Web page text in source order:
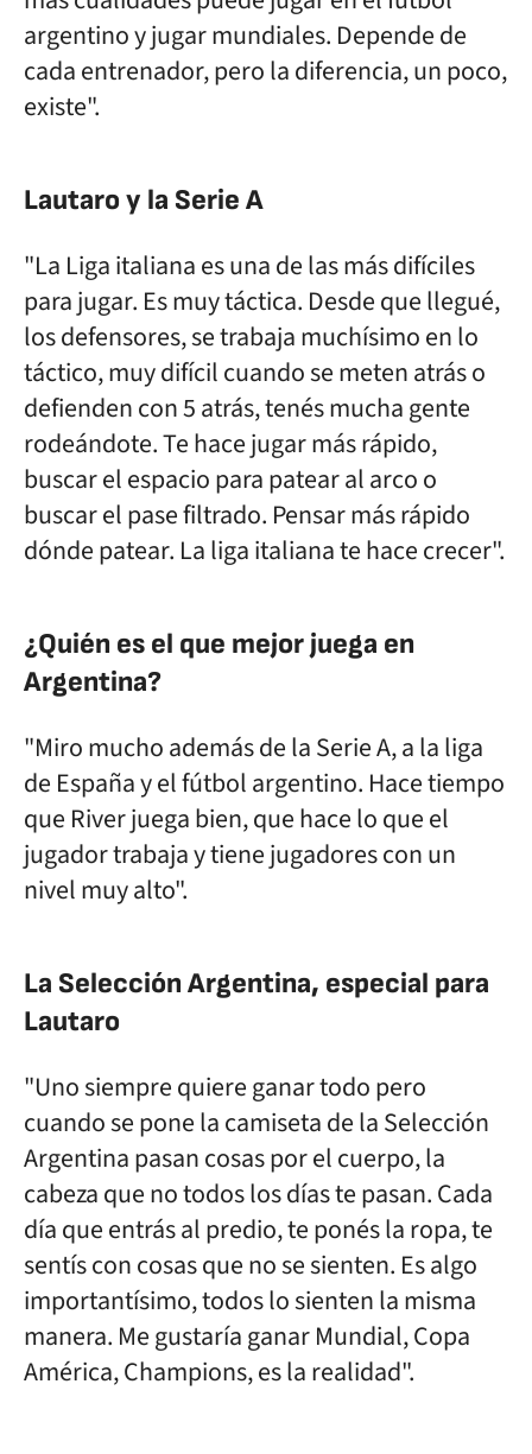
argentino y jugar mundiales. Depende de
cada entrenador, pero la diferencia, un poco,
existe".
Lautaro y la Serie A
"La Liga italiana es una de las más difíciles
para jugar. Es muy táctica. Desde que llegué,
los defensores, se trabaja muchísimo en lo
táctico, muy difícil cuando se meten atrás o
defienden con 5 atrás, tenés mucha gente
rodeándote. Te hace jugar más rápido,
buscar el espacio para patear al arco o
buscar el pase filtrado. Pensar más rápido
dónde patear. La liga italiana te hace crecer".
¿Quién es el que mejor juega en
Argentina?
"Miro mucho además de la Serie A, a la liga
de España y el fútbol argentino. Hace tiempo
que River juega bien, que hace lo que el
jugador trabaja y tiene jugadores con un
nivel muy alto".
La Selección Argentina, especial para
Lautaro
"Uno siempre quiere ganar todo pero
cuando se pone la camiseta de la Selección
Argentina pasan cosas por el cuerpo, la
cabeza que no todos los días te pasan. Cada
día que entrás al predio, te ponés la ropa, te
sentís con cosas que no se sienten. Es algo
importantísimo, todos lo sienten la misma
manera. Me gustaría ganar Mundial, Copa
América, Champions, es la realidad".